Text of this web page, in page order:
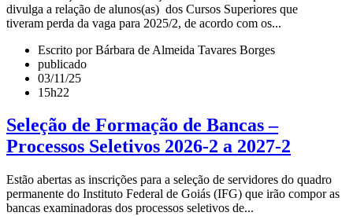
divulga a relação de alunos(as) dos Cursos Superiores que
tiveram perda da vaga para 2025/2, de acordo com os...
Escrito por Bárbara de Almeida Tavares Borges
publicado
03/11/25
15h22
Seleção de Formação de Bancas –
Processos Seletivos 2026-2 a 2027-2
Estão abertas as inscrições para a seleção de servidores do quadro
permanente do Instituto Federal de Goiás (IFG) que irão compor as
bancas examinadoras dos processos seletivos de...